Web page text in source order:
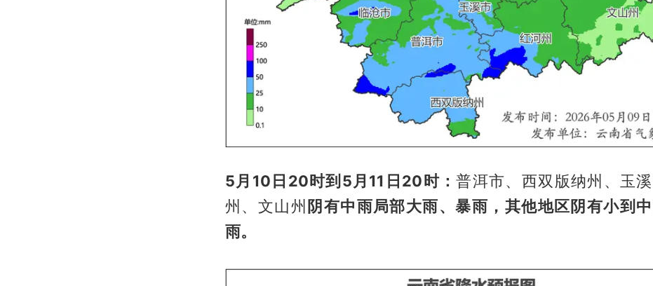
5月10日20时到5月11日20时：普洱市、西双版纳州、玉
州、文山州 阴有中雨局部大雨、暴雨，其他地区阴有小到
雨。